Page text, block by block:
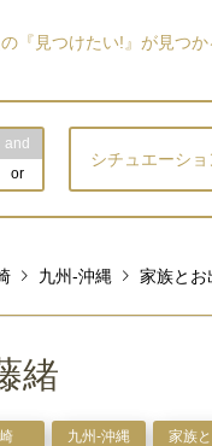
『見つけたい!』が見つか
and
or
シチュエーシ
九州-沖縄 家族とお
緒
九州-沖縄 家族